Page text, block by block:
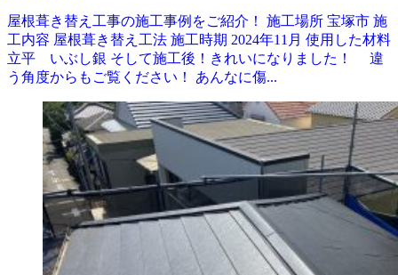
屋根葺き替え工事の施工事例をご紹介！ 施工場所 宝塚市 施
工内容 屋根葺き替え工法 施工時期 2024年11月 使用した材料
立平 いぶし銀 そして施工後！きれいになりました！ 違
う角度からもご覧ください！ あんなに傷...